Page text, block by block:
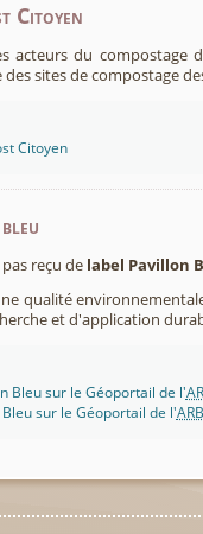
Citoyen
acteurs du compostage
sites de compostage
Citoyen
reçu de label Pavillon
qualité
et d'application
Bleu sur le Géoportail de l'
sur le Géoportail de l'